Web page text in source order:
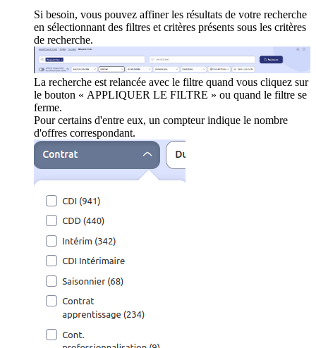
Si besoin, vous pouvez affiner les résultats de votre recherche
en sélectionnant des filtres et critères présents sous les critères
de recherche.
La recherche est relancée avec le filtre quand vous cliquez sur
le bouton « APPLIQUER LE FILTRE » ou quand le filtre se
ferme.
Pour certains d'entre eux, un compteur indique le nombre
d'offres correspondant.